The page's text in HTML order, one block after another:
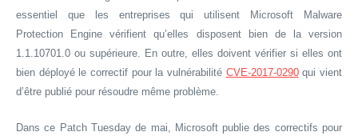
essentiel que les entreprises qui utilisent Microsoft Malware
Protection Engine vérifient qu’elles disposent bien de la version
1.1.10701.0 ou supérieure. En outre, elles doivent vérifier si elles ont
bien déployé le correctif pour la vulnérabilité CVE-2017-0290qui vient
d’être publié pour résoudre même problème.
Dans ce Patch Tuesday de mai, Microsoft publie des correctifs pour